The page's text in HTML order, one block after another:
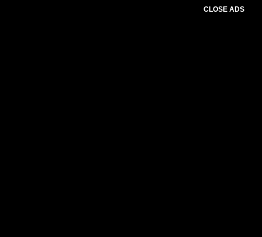
CLOSE ADS